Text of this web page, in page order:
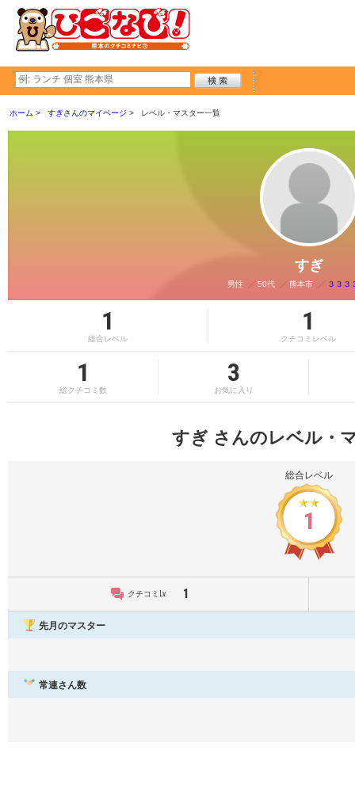
ホーム すぎさんのマイページ レベル・マスター一覧
すぎ
男性 50代 熊本市 ３３３
1
総合レベル
1
クチコミレベル
1
総クチコミ数
3
お気に入り
すぎ さんのレベル・
総合レベル
1
クチコミLv. 1
先月のマスター
常連さん数